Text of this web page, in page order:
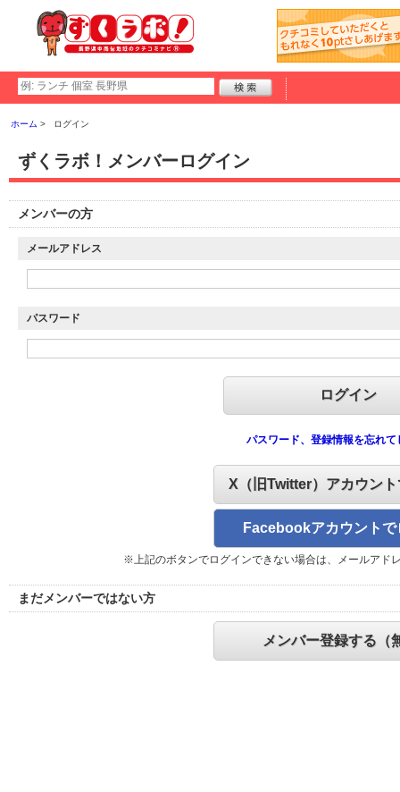
ホーム ログイン
ずくラボ！メンバーログイン
メンバーの方
メールアドレス
パスワード
パスワード、登録情報を忘れて
X（旧Twitter）アカウン
Facebookアカウントで
※上記のボタンでログインできない場合は、メールアド
まだメンバーではない方
メンバー登録する（